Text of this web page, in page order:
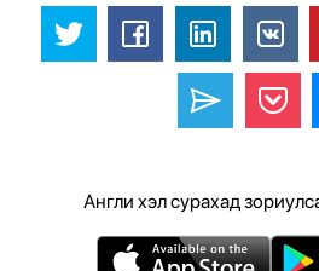
Англи хэл сурахад